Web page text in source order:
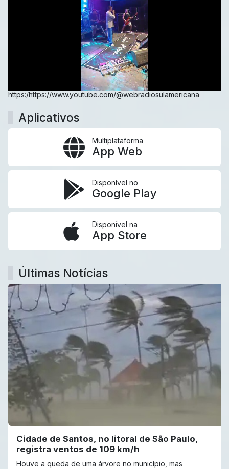
https:/https://www.youtube.com/@webradiosulamericana
Aplicativos
Multiplataforma
App Web
Disponível no
Google Play
Disponível na
App Store
Últimas Notícias
Cidade de Santos, no litoral de São Paulo,
registra ventos de 109 km/h
Houve a queda de uma árvore no município, mas